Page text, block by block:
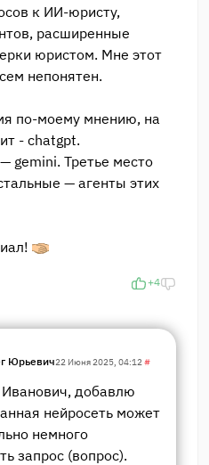
к ИИ-юристу,
расширенные
юристом. Мне этот
непонятен.
по-моему мнению, на
- chatgpt.
gemini. Третье место
— агенты этих
+4
Юрьевич22 Июня 2025, 04:12 #
добавлю
нейросеть может
немного
запрос (вопрос).